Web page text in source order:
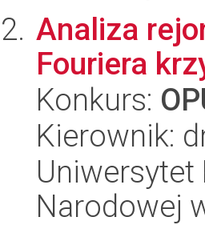
Analiza
Fouriera
Konkurs:
Kierownik:
Uniwersytet
Narodowej